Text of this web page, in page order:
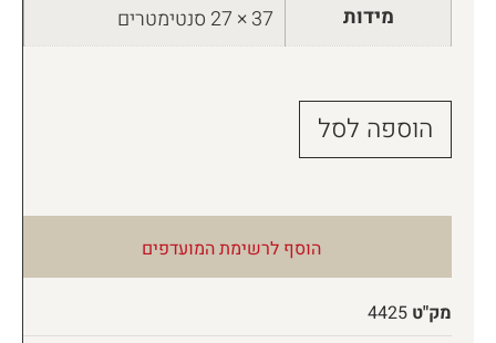
מידות 37 × 27 סנטימטרים
הוספה לסל
הוסף לרשימת המועדפים
מק"ט 4425